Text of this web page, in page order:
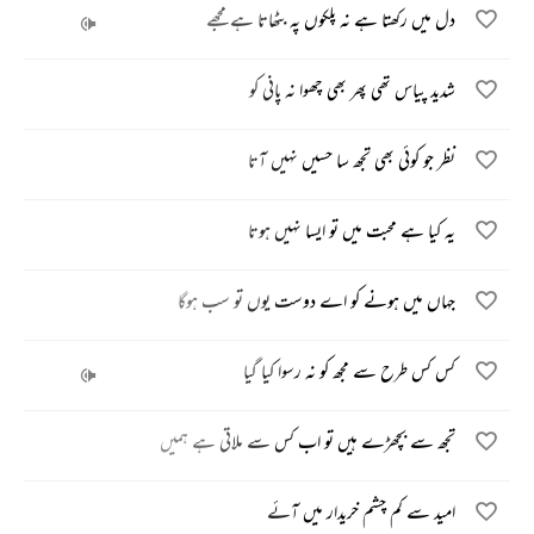
دل میں رکھتا ہے نہ پلکوں پہ بٹھاتا ہے مجھے
شدید پیاس تھی پھر بھی چھوا نہ پانی کو
نظر جو کوئی بھی تجھ سا حسیں نہیں آتا
یہ کیا ہے محبت میں تو ایسا نہیں ہوتا
جہاں میں ہونے کو اے دوست یوں تو سب ہوگا
کس کس طرح سے مجھ کو نہ رسوا کیا گیا
تجھ سے بچھڑے ہیں تو اب کس سے ملاتی ہے ہمیں
امید سے کم چشم خریدار میں آئے